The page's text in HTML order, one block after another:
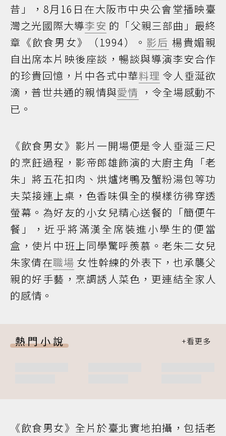
昔」，8月16日在大阪市中央公會堂播映臺
灣之光國際大導李安 的「父親三部曲」最終
章《飲食男女》（1994）。 影后 楊貴媚親
自出席本片映後座談，暢談與導演李安合作
的珍貴回憶，片中各式中華料理 令人垂涎欲
滴，普世共通的親情與愛情 ，令全場感動不
已。
《飲食男女》影片一開場便是令人垂涎三尺
的烹飪過程，影帝郎雄飾演的大廚主角「老
朱」將五花扣肉、烘爐烤鴨及蟹粉湯包等功
夫菜接連上桌，色香味俱全的模樣彷彿穿透
螢幕。為好友的小女兒精心送餐的「簡便午
餐」，近乎將滿漢全席裝進小學生的便當
盒，使片中班上同學驚呼羨慕。老朱二女兒
朱家倩在職場 女性幹練的外表下，也承襲父
親的好手藝，烹調誘人菜色，更連結全家人
的感情。
熱門小說
《飲食男女》全片於臺北實地拍攝，包括老